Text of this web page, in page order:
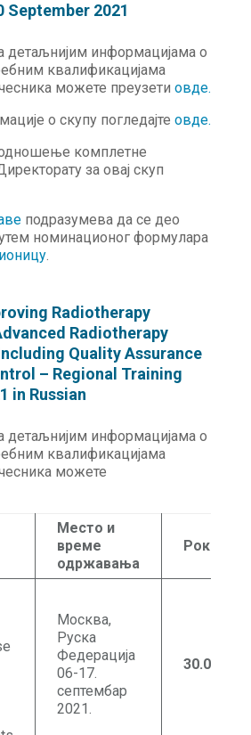
September 2021
детаљнијим информацијама о
квалификацијама
можете преузети овде.
о скупу погледајте овде.
комплетне
за овај скуп
подразумева да се део
номинационог формулара
.
Radiotherapy
Radiotherapy
Quality Assurance
– Regional Training
in Russian
детаљнијим информацијама о
квалификацијама
можете
Место и
време
одржавања
Рок
Москва,
Руска
Федерација
06-17.
септембар
2021.
30.07